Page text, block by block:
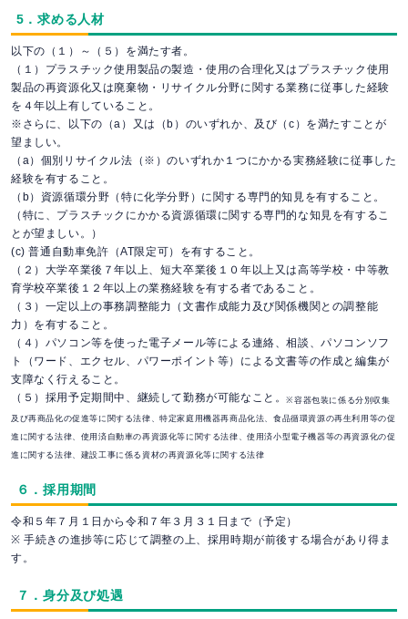
5．求める人材
以下の（１）～（５）を満たす者。
（１）プラスチック使用製品の製造・使用の合理化又はプラスチック使用
製品の再資源化又は廃棄物・リサイクル分野に関する業務に従事した経験
を４年以上有していること。
※さらに、以下の（a）又は（b）のいずれか、及び（c）を満たすことが
望ましい。
（a）個別リサイクル法（※）のいずれか１つにかかる実務経験に従事した
経験を有すること。
（b）資源循環分野（特に化学分野）に関する専門的知見を有すること。
（特に、プラスチックにかかる資源循環に関する専門的な知見を有するこ
とが望ましい。）
(c) 普通自動車免許（AT限定可）を有すること。
（２）大学卒業後７年以上、短大卒業後１０年以上又は高等学校・中等教
育学校卒業後１２年以上の業務経験を有する者であること。
（３）一定以上の事務調整能力（文書作成能力及び関係機関との調整能
力）を有すること。
（４）パソコン等を使った電子メール等による連絡、相談、パソコンソフ
ト（ワード、エクセル、パワーポイント等）による文書等の作成と編集が
支障なく行えること。
（５）採用予定期間中、継続して勤務が可能なこと。※容器包装に係る分別収集
及び再商品化の促進等に関する法律、特定家庭用機器再商品化法、食品循環資源の再生利用等の促
進に関する法律、使用済自動車の再資源化等に関する法律、使用済小型電子機器等の再資源化の促
進に関する法律、建設工事に係る資材の再資源化等に関する法律
６．採用期間
令和５年７月１日から令和７年３月３１日まで（予定）
※ 手続きの進捗等に応じて調整の上、採用時期が前後する場合があり得ま
す。
７．身分及び処遇